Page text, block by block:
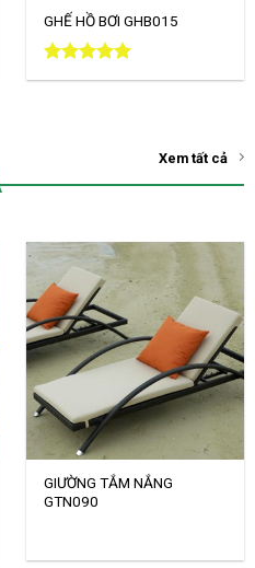
GHẾ HỒ BƠI GHB015
Được xếp
Xem tất cả
GIƯỜNG TẮM NẮNG
GTN090